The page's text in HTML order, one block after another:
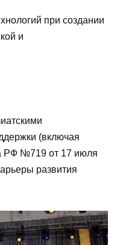
при создании
и
(включая
РФ №719 от 17 июля
развития